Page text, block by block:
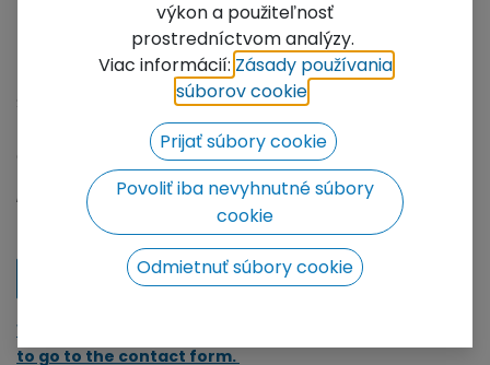
Roof RSTS - 8x6 (TAF)
Sloping roof system from stage size 8x6m.
For the installation of the RSTS roof you need to use
a lifting device or a crane.
Not Available For Sale
Add to wishlist
Contact Us
We will be happy to prepare a price offer for you, click
to go to the contact form.
výkon a použiteľnosť
prostredníctvom analýzy.
Viac informácií: Zásady používania
súborov cookie​.
Prijať súbory cookie
Povoliť iba nevyhnutné súbory
cookie
Odmietnuť súbory cookie